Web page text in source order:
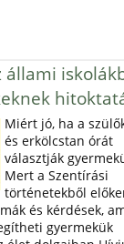
állami
Miért jó, ha a
és erkölcstan órát
választják
Mert a Szentírási
történetekből
és kérdések,
gyermekük